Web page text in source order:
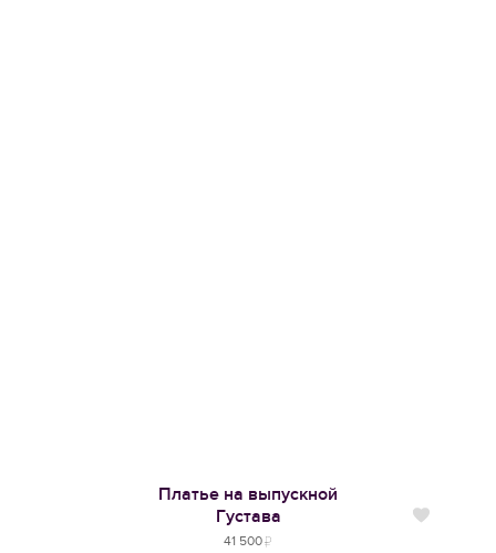
Платье на выпускной
Густава
41 500